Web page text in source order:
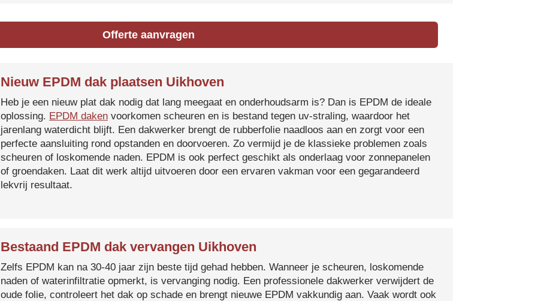
Offerte aanvragen
Nieuw EPDM dak plaatsen Uikhoven
Heb je een nieuw plat dak nodig dat lang meegaat en onderhoudsarm is? Dan is EPDM de ideale
oplossing. EPDM daken voorkomen scheuren en is bestand tegen uv-straling, waardoor het
jarenlang waterdicht blijft. Een dakwerker brengt de rubberfolie naadloos aan en zorgt voor een
perfecte aansluiting rond opstanden en doorvoeren. Zo vermijd je de klassieke problemen zoals
scheuren of loskomende naden. EPDM is ook perfect geschikt als onderlaag voor zonnepanelen
of groendaken. Laat dit werk altijd uitvoeren door een ervaren vakman voor een gegarandeerd
lekvrij resultaat.
Bestaand EPDM dak vervangen Uikhoven
Zelfs EPDM kan na 30-40 jaar zijn beste tijd gehad hebben. Wanneer je scheuren, loskomende
naden of waterinfiltratie opmerkt, is vervanging nodig. Een professionele dakwerker verwijdert de
oude folie, controleert het dak op schade en brengt nieuwe EPDM vakkundig aan. Vaak wordt ook